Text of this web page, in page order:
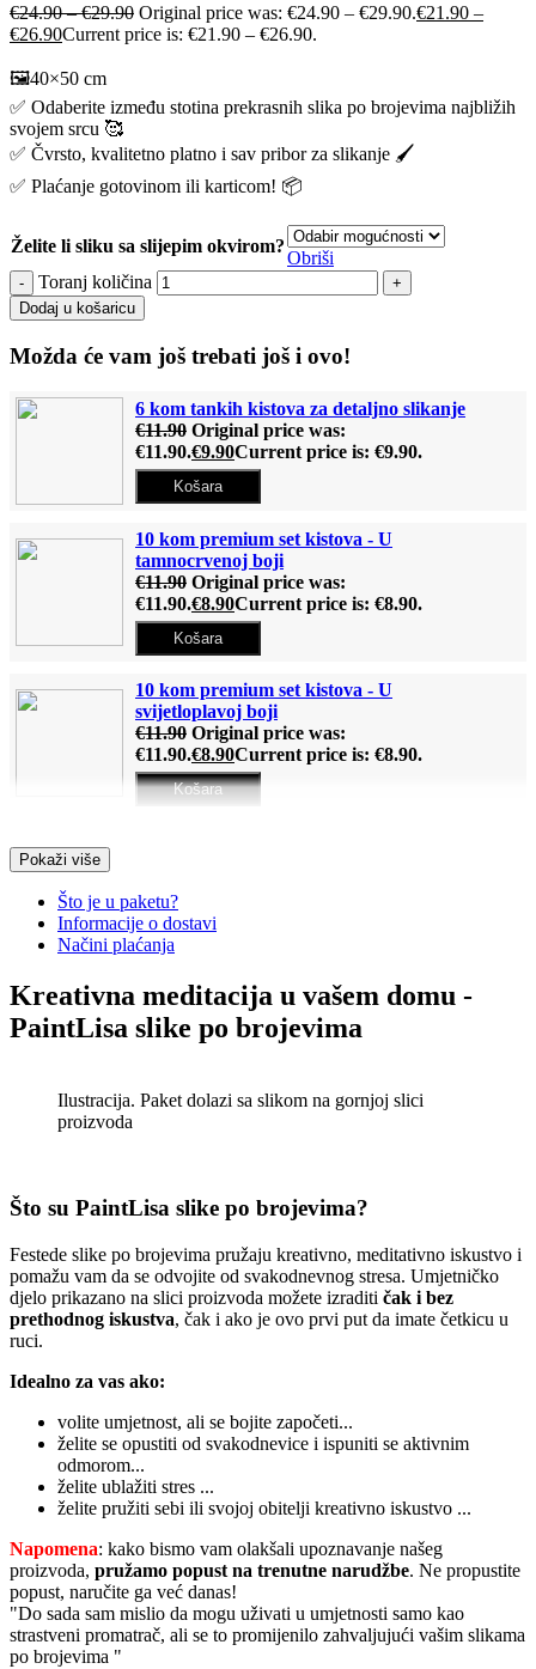
€24.90–€29.90 Original price was: €24.90 – €29.90.€21.90 –
€26.90Current price is: €21.90 – €26.90.
🖼️40×50 cm
✅ Odaberite između stotina prekrasnih slika po brojevima najbližih
svojem srcu 🥰
✅ Čvrsto, kvalitetno platno i sav pribor za slikanje 🖌️
✅ Plaćanje gotovinom ili karticom! 📦
Želite li sliku sa slijepim okvirom?
Obriši
Toranj količina
Dodaj u košaricu
Možda će vam još trebati još i ovo!
6 kom tankih kistova za detaljno slikanje
€11.90 Original price was:
€11.90.€9.90Current price is: €9.90.
Košara
10 kom premium set kistova - U
tamnocrvenoj boji
€11.90 Original price was:
€11.90.€8.90Current price is: €8.90.
Košara
10 kom premium set kistova - U
svijetloplavoj boji
€11.90 Original price was:
€11.90.€8.90Current price is: €8.90.
Košara
Košara
Osvijetljeno, stolno povećalo
€11.90 Original price was:
€11.90. €8.90
Current price is: €8.90.
Read More
Read
Otvarajuće, prijenosno džepno
Pokaži više
Što je u paketu?
Informacije o dostavi
Načini plaćanja
Kreativna meditacija u vašem domu -
PaintLisa slike po brojevima
Ilustracija. Paket dolazi sa slikom na gornjoj slici
proizvoda
Što su PaintLisa slike po brojevima?
Festede slike po brojevima pružaju kreativno, meditativno iskustvo i
pomažu vam da se odvojite od svakodnevnog stresa. Umjetničko
djelo prikazano na slici proizvoda možete izraditi čak i bez
prethodnog iskustva, čak i ako je ovo prvi put da imate četkicu u
ruci.
Idealno za vas ako:
volite umjetnost, ali se bojite započeti...
želite se opustiti od svakodnevice i ispuniti se aktivnim
odmorom...
želite ublažiti stres ...
želite pružiti sebi ili svojoj obitelji kreativno iskustvo ...
Napomena: kako bismo vam olakšali upoznavanje našeg
proizvoda, pružamo popust na trenutne narudžbe. Ne propustite
popust, naručite ga već danas!
"Do sada sam mislio da mogu uživati u umjetnosti samo kao
strastveni promatrač, ali se to promijenilo zahvaljujući vašim slikama
po brojevima "